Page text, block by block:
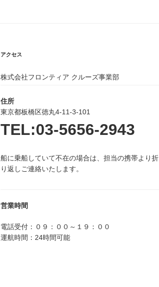
ョ
ン
アクセス
株式会社フロンティア クルーズ事業部
住所
東京都板橋区徳丸4-11-3-101
TEL:03-5656-2943
船に乗船していて不在の場合は、担当の携帯より折
り返しご連絡いたします。
営業時間
電話受付：０９：００～１９：００
運航時間：24時間可能